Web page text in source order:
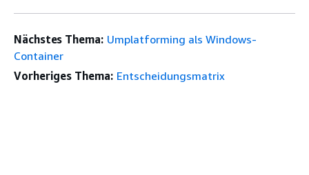
Nächstes Thema: Umplatforming als Windows-
Container
Vorheriges Thema: Entscheidungsmatrix